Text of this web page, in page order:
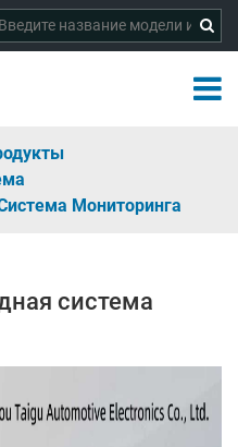
Мониторинга
система